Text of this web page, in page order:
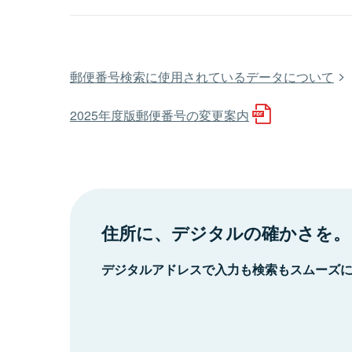
郵便番号検索に使用されているデータについて
2025年度版郵便番号の変更案内
住所に、デジタルの確かさを。
デジタルアドレスで入力も検索もスムーズ